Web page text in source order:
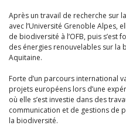
Après un travail de recherche sur
avec l’Université Grenoble Alpes,
de biodiversité à l’OFB, puis s’est
des énergies renouvelables sur la
Aquitaine.
Forte d’un parcours international
projets européens lors d’une
où elle s’est investie dans des
communication et de gestions de
la biodiversité.